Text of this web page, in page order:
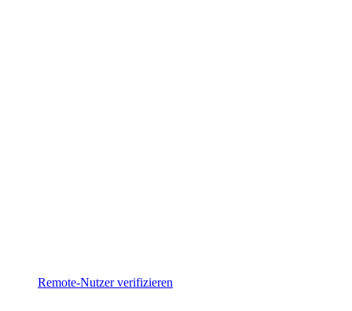
Remote-Nutzer verifizieren